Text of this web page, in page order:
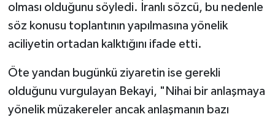
olması olduğunu söyledi. İranlı sözcü, bu nedenle
söz konusu toplantının yapılmasına yönelik
aciliyetin ortadan kalktığını ifade etti.
Öte yandan bugünkü ziyaretin ise gerekli
olduğunu vurgulayan Bekayi, "Nihai bir anlaşmaya
yönelik müzakereler ancak anlaşmanın bazı